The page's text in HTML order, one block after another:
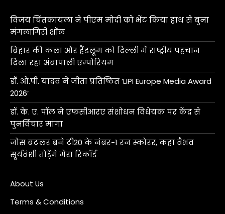
विजय चिंतकायला ने पीएम मोदी को भेंट किया हाथ से बुना
मंगलागिरी शॉल
बिहार की कला और हैंडलूम को दिल्ली में राष्ट्रीय पहचान
दिला रहा अंबापाली एम्पोरियम
डॉ. ओ.पी. यादव ने जीता प्रतिष्ठित ‘LIPI Europe Media Award
2026’
डॉ. के. ए. पॉल ने एफसीआरए संशोधन विधेयक पर केंद्र से
पुनर्विचार मांगा
जोस बटलर बने टी20 के नंबर-1 रन स्कोरर, कहा वैभव
सूर्यवंशी तोड़ेंगे मेरा रिकॉर्ड
About Us
Terms & Conditions